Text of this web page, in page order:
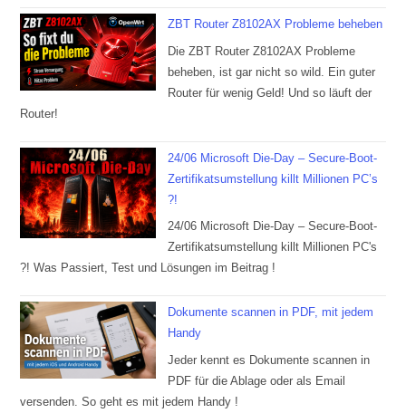
ZBT Router Z8102AX Probleme beheben
Die ZBT Router Z8102AX Probleme
beheben, ist gar nicht so wild. Ein guter
Router für wenig Geld! Und so läuft der
Router!
24/06 Microsoft Die-Day – Secure-Boot-
Zertifikatsumstellung killt Millionen PC’s
?!
24/06 Microsoft Die-Day – Secure-Boot-
Zertifikatsumstellung killt Millionen PC's
?! Was Passiert, Test und Lösungen im Beitrag !
Dokumente scannen in PDF, mit jedem
Handy
Jeder kennt es Dokumente scannen in
PDF für die Ablage oder als Email
versenden. So geht es mit jedem Handy !